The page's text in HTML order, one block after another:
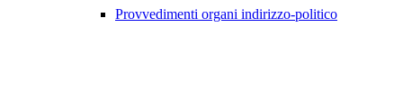
Provvedimenti organi indirizzo-politico